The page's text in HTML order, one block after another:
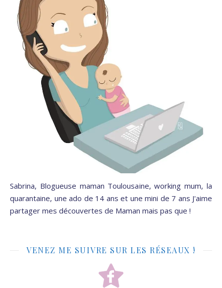
Sabrina, Blogueuse maman Toulousaine, working mum, la
quarantaine, une ado de 14 ans et une mini de 7 ans J'aime
partager mes découvertes de Maman mais pas que !
VENEZ ME SUIVRE SUR LES RÉSEAUX !